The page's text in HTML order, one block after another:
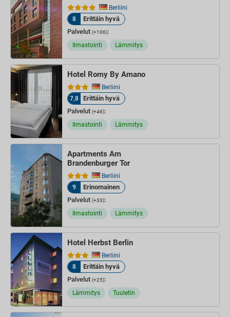
Berliini
8
Erittäin hyvä
Palvelut (+106):
Ilmastointi Lämmitys
Hotel Romy By Amano
Berliini
7,8
Erittäin hyvä
Palvelut (+46):
Ilmastointi Lämmitys
Apartments Am
Brandenburger Tor
Berliini
9
Erinomainen
Palvelut (+33):
Ilmastointi Lämmitys
Hotel Herbst Berlin
Berliini
8
Erittäin hyvä
Palvelut (+25):
Lämmitys Tuuletin